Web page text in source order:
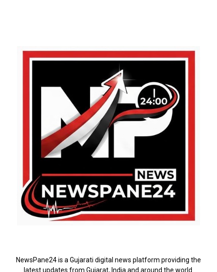
NewsPane24 is a Gujarati digital news platform providing the
latest updates from Gujarat, India and around the world.